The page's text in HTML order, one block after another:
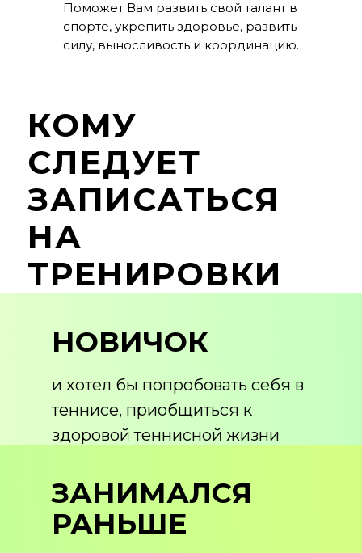
Поможет Вам развить свой талант в
спорте, укрепить здоровье, развить
силу, выносливость и координацию.
КОМУ
СЛЕДУЕТ
ЗАПИСАТЬСЯ
НА
ТРЕНИРОВКИ
и хотел бы попробовать себя в
теннисе, приобщиться к
здоровой теннисной жизни
НОВИЧОК
ЗАНИМАЛСЯ
РАНЬШЕ